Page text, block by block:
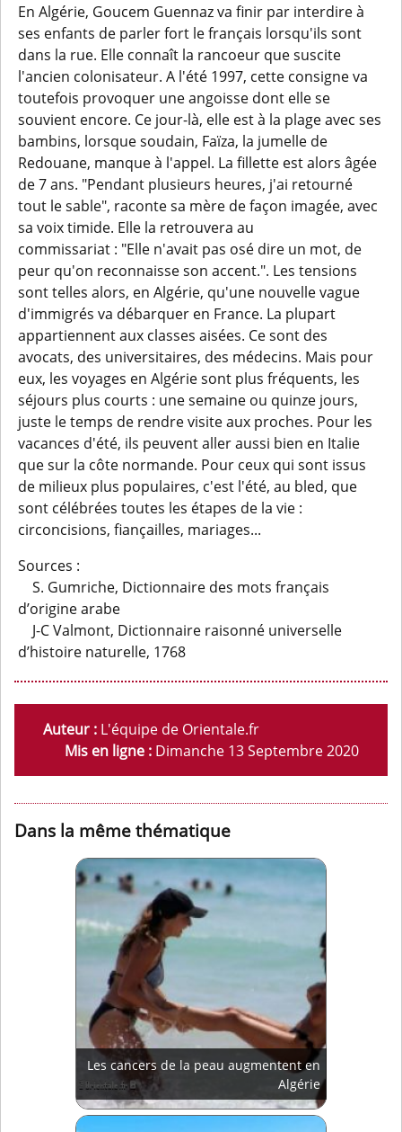
En Algérie, Goucem Guennaz va finir par interdire à
ses enfants de parler fort le français lorsqu'ils sont
dans la rue. Elle connaît la rancoeur que suscite
l'ancien colonisateur. A l'été 1997, cette consigne va
toutefois provoquer une angoisse dont elle se
souvient encore. Ce jour-là, elle est à la plage avec ses
bambins, lorsque soudain, Faïza, la jumelle de
Redouane, manque à l'appel. La fillette est alors âgée
de 7 ans. "Pendant plusieurs heures, j'ai retourné
tout le sable", raconte sa mère de façon imagée, avec
sa voix timide. Elle la retrouvera au
commissariat : "Elle n'avait pas osé dire un mot, de
peur qu'on reconnaisse son accent.". Les tensions
sont telles alors, en Algérie, qu'une nouvelle vague
d'immigrés va débarquer en France. La plupart
appartiennent aux classes aisées. Ce sont des
avocats, des universitaires, des médecins. Mais pour
eux, les voyages en Algérie sont plus fréquents, les
séjours plus courts : une semaine ou quinze jours,
juste le temps de rendre visite aux proches. Pour les
vacances d'été, ils peuvent aller aussi bien en Italie
que sur la côte normande. Pour ceux qui sont issus
de milieux plus populaires, c'est l'été, au bled, que
sont célébrées toutes les étapes de la vie :
circoncisions, fiançailles, mariages...
Sources :
S. Gumriche, Dictionnaire des mots français
d’origine arabe
J-C Valmont, Dictionnaire raisonné universelle
d’histoire naturelle, 1768
Auteur : L'équipe de Orientale.fr
Mis en ligne : Dimanche 13 Septembre 2020
Dans la même thématique
Les cancers de la peau augmentent en
Algérie